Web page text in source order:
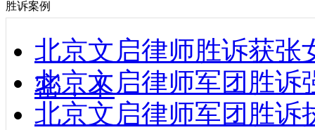
胜诉案例
北京文启律师胜诉获张
密，不
北京文启律师军团胜诉
北京文启律师军团胜诉